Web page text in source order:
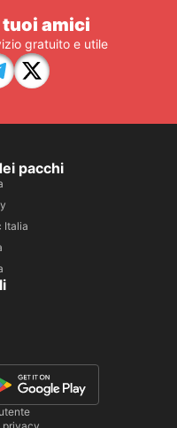
amici
gratuito e utile
pacchi
Italia